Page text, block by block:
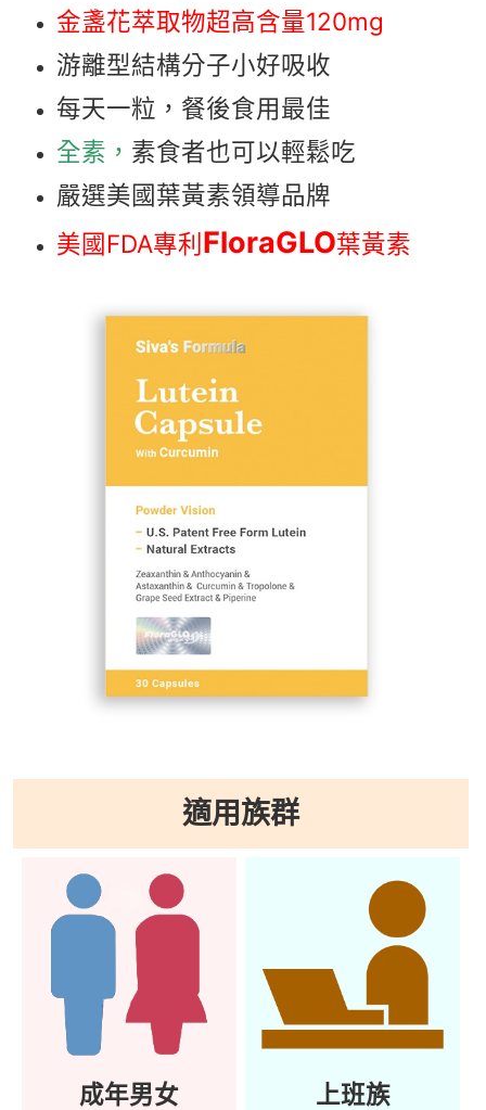
金盞花萃取物超高含量120mg
游離型結構分子小好吸收
每天一粒，餐後食用最佳
全素， 素食者也可以輕鬆吃
嚴選美國葉黃素領導品牌
美國FDA專利 FloraGLO葉黃素
適用族群
成年男女 上班族